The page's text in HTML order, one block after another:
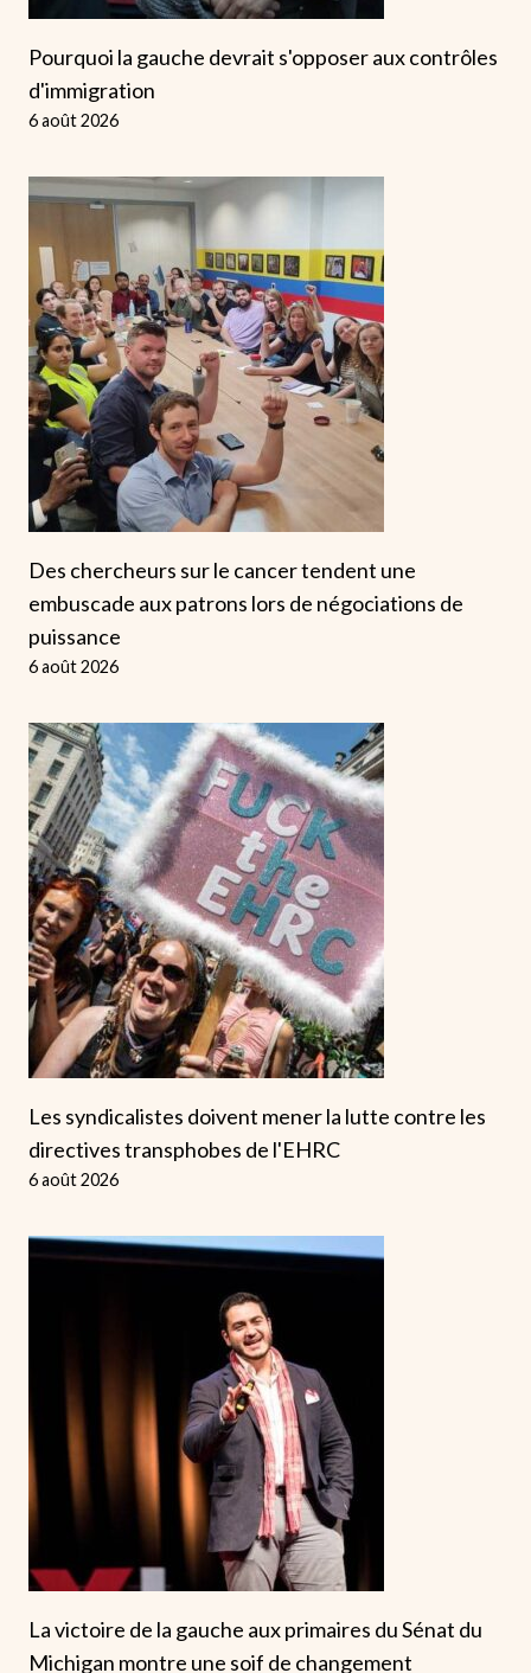
Pourquoi la gauche devrait s'opposer aux contrôles
d'immigration
6 août 2026
Des chercheurs sur le cancer tendent une
embuscade aux patrons lors de négociations de
puissance
6 août 2026
Les syndicalistes doivent mener la lutte contre les
directives transphobes de l'EHRC
6 août 2026
La victoire de la gauche aux primaires du Sénat du
Michigan montre une soif de changement